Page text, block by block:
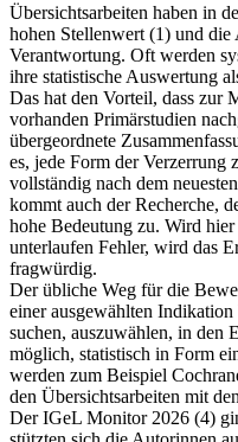
Übersichtsarbeiten haben in
hohen Stellenwert (1) und die
Verantwortung. Oft werden
ihre statistische Auswertung
Das hat den Vorteil, dass zur
vorhanden Primärstudien
übergeordnete
es, jede Form der Verzerrung
vollständig nach dem
kommt auch der Recherche,
hohe Bedeutung zu. Wird
unterlaufen Fehler, wird das
fragwürdig.
Der übliche Weg für die
einer ausgewählten
suchen, auszuwählen, in den
möglich, statistisch in Form
werden zum Beispiel
den Übersichtsarbeiten mit
Der IGeL Monitor 2026 (4)